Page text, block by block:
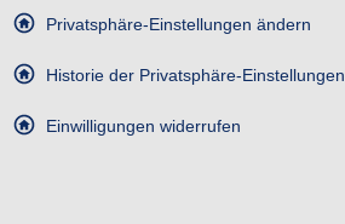
Privatsphäre-Einstellungen ändern
Historie der Privatsphäre-Einstellungen
Einwilligungen widerrufen